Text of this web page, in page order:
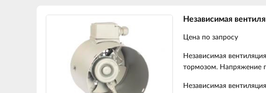
Независимая
Цена по запросу
Независимая
тормозом. Напряжение
Независимая